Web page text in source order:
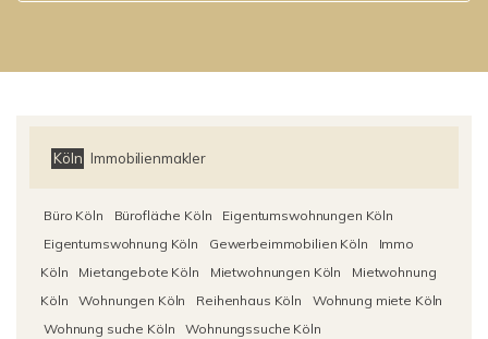
Köln Immobilienmakler
Büro Köln Bürofläche Köln
Eigentumswohnungen Köln
Eigentumswohnung Köln
Gewerbeimmobilien Köln
Immo
Köln
Mietangebote Köln Mietwohnungen Köln
Mietwohnung
Köln
Wohnungen Köln Reihenhaus Köln
Wohnung miete Köln
Wohnung suche Köln
Wohnungssuche Köln